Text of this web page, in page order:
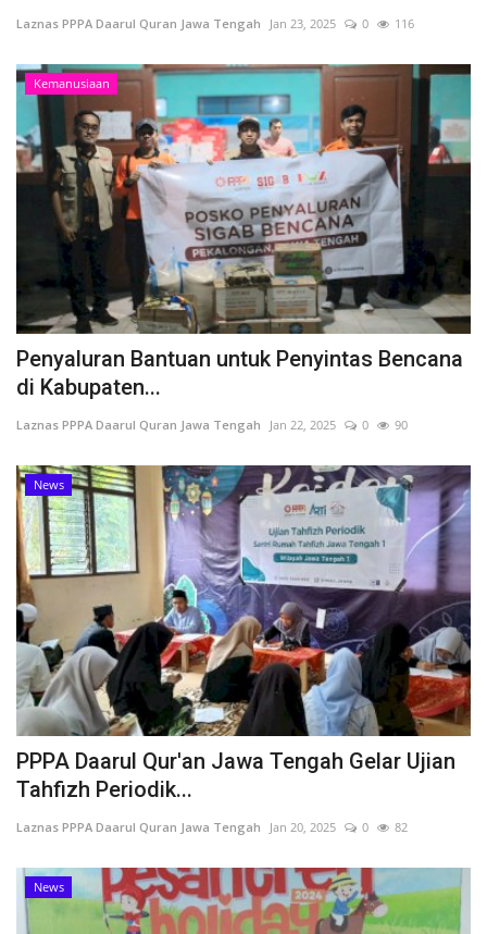
Laznas PPPA Daarul Quran Jawa Tengah Jan 23, 2025 0 116
Kemanusiaan
Penyaluran Bantuan untuk Penyintas Bencana
di Kabupaten...
Laznas PPPA Daarul Quran Jawa Tengah Jan 22, 2025 0 90
News
PPPA Daarul Qur'an Jawa Tengah Gelar Ujian
Tahfizh Periodik...
Laznas PPPA Daarul Quran Jawa Tengah Jan 20, 2025 0 82
News